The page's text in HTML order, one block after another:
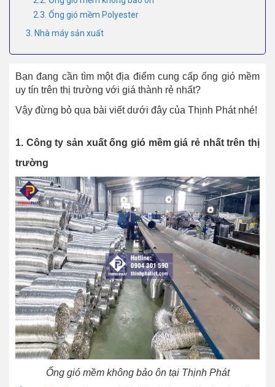
2.3. Ống gió mềm Polyester
3. Nhà máy sản xuất
Bạn đang cần tìm một địa điểm cung cấp ống gió mềm
uy tín trên thị trường với giá thành rẻ nhất?
Vậy đừng bỏ qua bài viết dưới đây của Thịnh Phát nhé!
1. Công ty sản xuất ống gió mềm giá rẻ nhất trên thị
trường
Ống gió mềm không bảo ôn tại Thịnh Phát